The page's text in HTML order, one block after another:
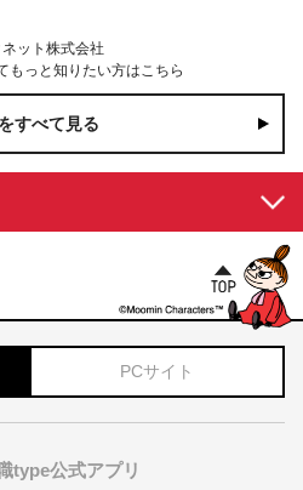
ット株式会社
もっと知りたい方はこちら
すべて見る
PCサイト
type公式アプリ